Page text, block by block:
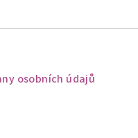
osobních údajů